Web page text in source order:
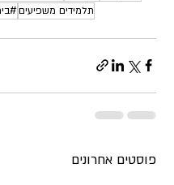
תלמידים משפיעים
פוסטים אחרונים